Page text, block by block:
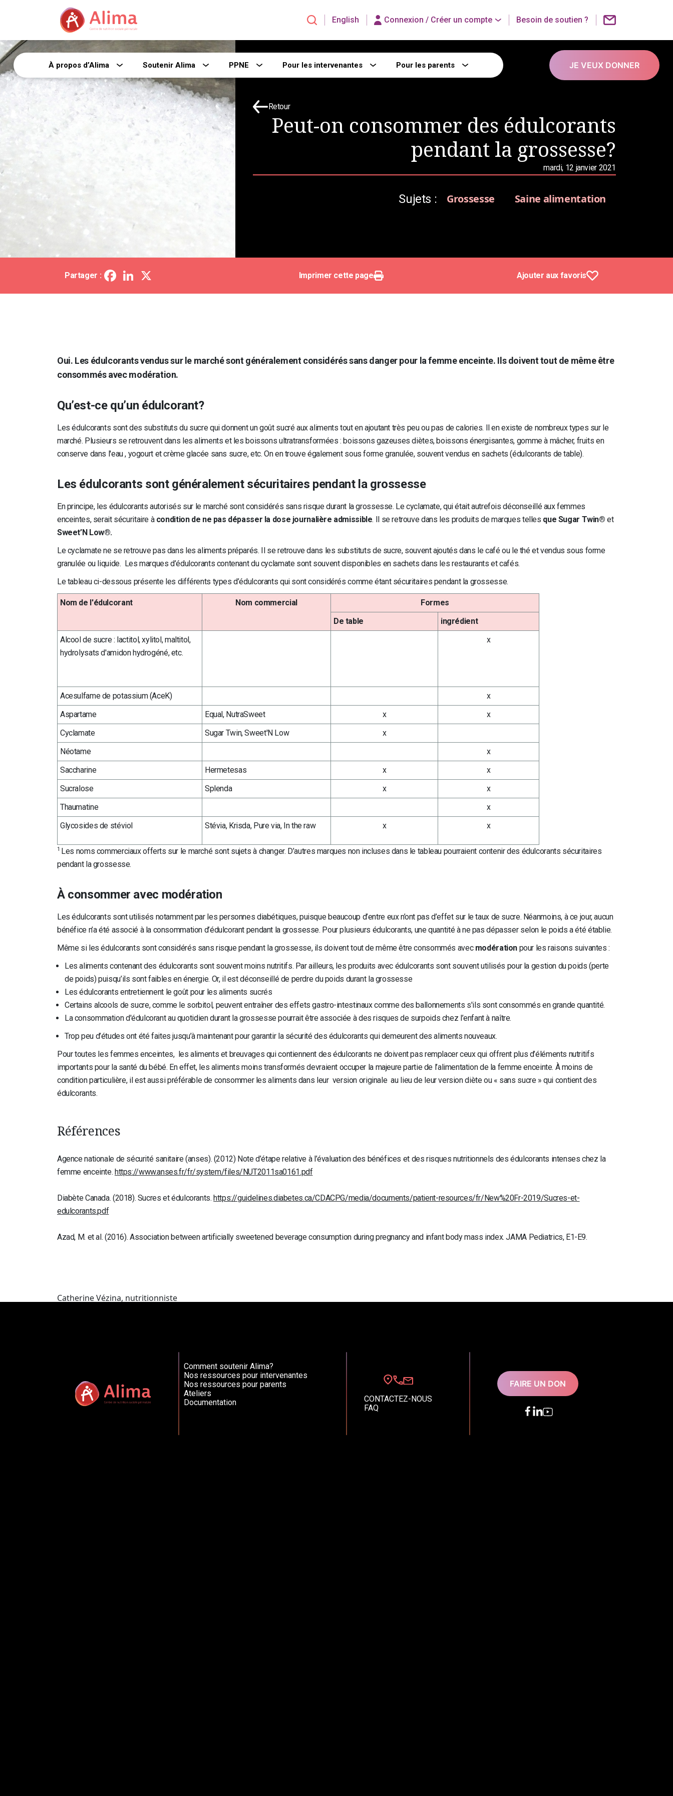
English Connexion / Créer un compte Besoin de soutien ?
À propos d’Alima Soutenir Alima PPNE Pour les intervenantes Pour les parents JE VEUX DONNER
Retour
Peut-on consommer des édulcorants
pendant la grossesse?
mardi, 12 janvier 2021
Sujets : Grossesse Saine alimentation
Partager : FacebookLinkedIn Imprimer cette page Ajouter aux favoris
Oui. Les édulcorants vendus sur le marché sont généralement considérés sans danger pour la femme enceinte. Ils doivent tout de même être
consommés avec modération.
Qu’est-ce qu’un édulcorant?
Les édulcorants sont des substituts du sucre qui donnent un goût sucré aux aliments tout en ajoutant très peu ou pas de calories. Il en existe de nombreux types sur le
marché. Plusieurs se retrouvent dans les aliments et les boissons ultratransformées : boissons gazeuses diètes, boissons énergisantes, gomme à mâcher, fruits en
conserve dans l'eau , yogourt et crème glacée sans sucre, etc. On en trouve également sous forme granulée, souvent vendus en sachets (édulcorants de table).
Les édulcorants sont généralement sécuritaires pendant la grossesse
En principe, les édulcorants autorisés sur le marché sont considérés sans risque durant la grossesse. Le cyclamate, qui était autrefois déconseillé aux femmes
enceintes, serait sécuritaire à condition de ne pas dépasser la dose journalière admissible. Il se retrouve dans les produits de marques telles que Sugar Twin® et
Sweet’N Low®.
Le cyclamate ne se retrouve pas dans les aliments préparés. Il se retrouve dans les substituts de sucre, souvent ajoutés dans le café ou le thé et vendus sous forme
granulée ou liquide. Les marques d’édulcorants contenant du cyclamate sont souvent disponibles en sachets dans les restaurants et cafés.
Le tableau ci-dessous présente les différents types d’édulcorants qui sont considérés comme étant sécuritaires pendant la grossesse.
Nom de l'édulcorant Nom commercial
Formes
De table
ingrédient
Alcool de sucre : lactitol, xylitol, maltitol,
hydrolysats d'amidon hydrogéné, etc.
x
Acesulfame de potassium (AceK)
x
Aspartame
Equal, NutraSweet x
x
Cyclamate
Sugar Twin, Sweet'N Low
x
Néotame
x
Saccharine
Hermetesas x
x
Sucralose
Splenda x
x
Thaumatine
x
Glycosides de stéviol
Stévia, Krisda, Pure via, In the raw x x
1 Les noms commerciaux offerts sur le marché sont sujets à changer. D’autres marques non incluses dans le tableau pourraient contenir des édulcorants sécuritaires
pendant la grossesse.
À consommer avec modération
Les édulcorants sont utilisés notamment par les personnes diabétiques, puisque beaucoup d’entre eux n’ont pas d’effet sur le taux de sucre. Néanmoins, à ce jour, aucun
bénéfice n’a été associé à la consommation d’édulcorant pendant la grossesse. Pour plusieurs édulcorants, une quantité à ne pas dépasser selon le poids a été établie.
Même si les édulcorants sont considérés sans risque pendant la grossesse, ils doivent tout de même être consommés avec modération pour les raisons suivantes :
Les aliments contenant des édulcorants sont souvent moins nutritifs. Par ailleurs, les produits avec édulcorants sont souvent utilisés pour la gestion du poids (perte
de poids) puisqu’ils sont faibles en énergie. Or, il est déconseillé de perdre du poids durant la grossesse
Les édulcorants entretiennent le goût pour les aliments sucrés
Certains alcools de sucre, comme le sorbitol, peuvent entraîner des effets gastro-intestinaux comme des ballonnements s'ils sont consommés en grande quantité.
La consommation d'édulcorant au quotidien durant la grossesse pourrait être associée à des risques de surpoids chez l’enfant à naître.
Trop peu d’études ont été faites jusqu’à maintenant pour garantir la sécurité des édulcorants qui demeurent des aliments nouveaux.
Pour toutes les femmes enceintes, les aliments et breuvages qui contiennent des édulcorants ne doivent pas remplacer ceux qui offrent plus d’éléments nutritifs
importants pour la santé du bébé. En effet, les aliments moins transformés devraient occuper la majeure partie de l’alimentation de la femme enceinte. À moins de
condition particulière, il est aussi préférable de consommer les aliments dans leur version originale au lieu de leur version diète ou « sans sucre » qui contient des
édulcorants.
Références
Agence nationale de sécurité sanitaire (anses). (2012) Note d’étape relative à l’évaluation des bénéfices et des risques nutritionnels des édulcorants intenses chez la
femme enceinte. https://www.anses.fr/fr/system/files/NUT2011sa0161.pdf
Diabète Canada. (2018). Sucres et édulcorants.https://guidelines.diabetes.ca/CDACPG/media/documents/patient-resources/fr/New%20Fr-2019/Sucres-et-
edulcorants.pdf
Azad, M. et al. (2016). Association between artificially sweetened beverage consumption during pregnancy and infant body mass index. JAMA Pediatrics, E1-E9.
Catherine Vézina, nutritionniste
Comment soutenir Alima?
Nos ressources pour intervenantes
Nos ressources pour parents
Ateliers
Documentation
CONTACTEZ-NOUS
FAQ
FAIRE UN DON